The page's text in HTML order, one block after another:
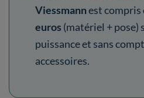
Viessmannest compris
euros (matériel + pose)
puissance et sans
accessoires.